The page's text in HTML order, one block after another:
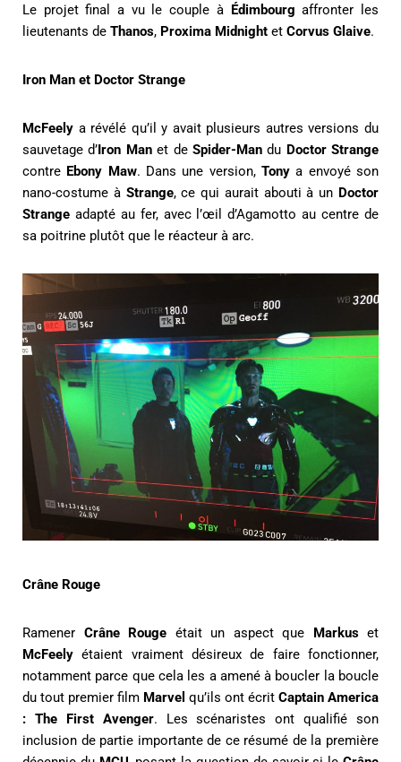
Le projet final a vu le couple à Édimbourg affronter les
lieutenants de Thanos, Proxima Midnight et Corvus Glaive.
Iron Man et Doctor Strange
McFeely a révélé qu’il y avait plusieurs autres versions du
sauvetage d’Iron Manet de Spider-Mandu Doctor Strange
contre Ebony Maw. Dans une version,Tony a envoyé son
nano-costume à Strange, ce qui aurait abouti à un Doctor
Strange adapté au fer, avec l’œil d’Agamotto au centre de
sa poitrine plutôt que le réacteur à arc.
Crâne Rouge
Ramener Crâne Rouge était un aspect que Markuset
McFeely étaient vraiment désireux de faire fonctionner,
notamment parce que cela les a amené à boucler la boucle
du tout premier film Marvel qu’ils ont écrit Captain America
: The First Avenger. Les scénaristes ont qualifié son
inclusion de partie importante de ce résumé de la première